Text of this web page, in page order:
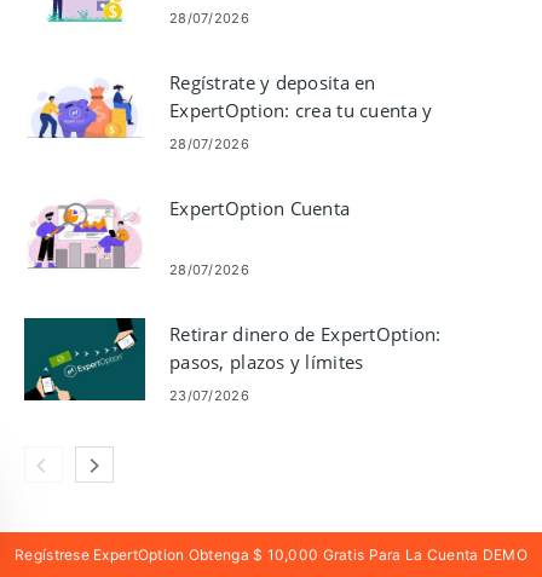
por Internet, pagos electrónicos y
28/07/2026
Regístrate y deposita en
ExpertOption: crea tu cuenta y
agrega fondos
28/07/2026
ExpertOption Cuenta
28/07/2026
Retirar dinero de ExpertOption:
pasos, plazos y límites
23/07/2026
Regístrese ExpertOption Obtenga $ 10,000 Gratis Para La Cuenta DEMO